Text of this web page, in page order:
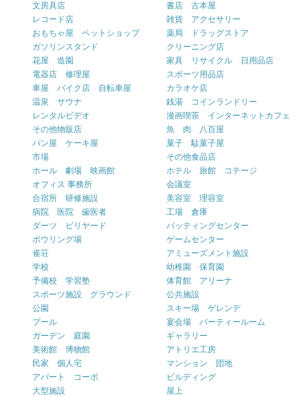
文房具店
書店 古本屋
レコード店
雑貨 アクセサリー
おもちゃ屋 ペットショップ
薬局 ドラッグストア
ガソリンスタンド
クリーニング店
花屋 造園
家具 リサイクル 日用品店
電器店 修理屋
スポーツ用品店
車屋 バイク店 自転車屋
カラオケ店
温泉 サウナ
銭湯 コインランドリー
レンタルビデオ
漫画喫茶 インターネットカフェ
その他物販店
魚 肉 八百屋
パン屋 ケーキ屋
菓子 駄菓子屋
市場
その他食品店
ホール 劇場 映画館
ホテル 旅館 コテージ
オフィス 事務所
会議室
合宿所 研修施設
美容室 理容室
病院 医院 歯医者
工場 倉庫
ダーツ ビリヤード
バッティングセンター
ボウリング場
ゲームセンター
雀荘
アミューズメント施設
学校
幼稚園 保育園
予備校 学習塾
体育館 アリーナ
スポーツ施設 グラウンド
公共施設
公園
スキー場 ゲレンデ
プール
宴会場 パーティールーム
ガーデン 庭園
ギャラリー
美術館 博物館
アトリエ工房
民家 個人宅
マンション 団地
アパート コーポ
ビルディング
大型施設
屋上